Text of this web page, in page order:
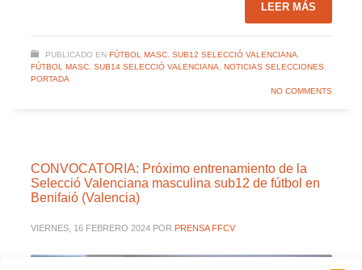
LEER MÁS
PUBLICADO EN FÚTBOL MASC. SUB12 SELECCIÓ VALENCIANA
FÚTBOL MASC. SUB14 SELECCIÓ VALENCIANA
NOTICIAS SELECCIONES,
PORTADA
NO COMMENTS
CONVOCATORIA: Próximo entrenamiento de la
Selecció Valenciana masculina sub12 de fútbol en
Benifaió (Valencia)
VIERNES, 16 FEBRERO 2024 POR PRENSA FFCV